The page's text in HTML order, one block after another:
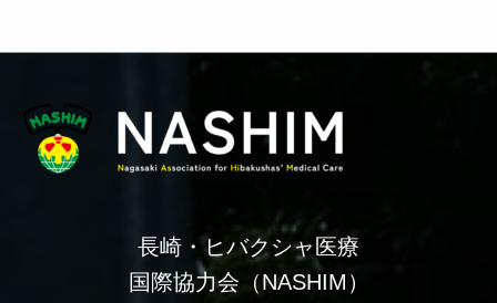
長崎・ヒバクシャ医療
国際協力会（NASHIM）